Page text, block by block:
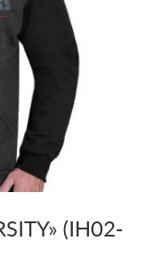
(IH02-